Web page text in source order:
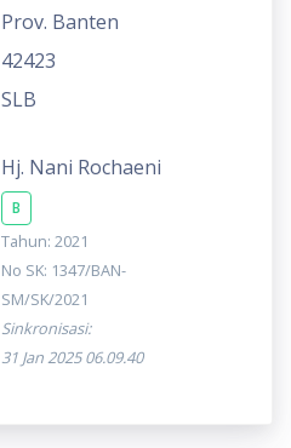
Prov. Banten
42423
SLB
Hj. Nani Rochaeni
B
Tahun: 2021
No SK: 1347/BAN-
SM/SK/2021
Sinkronisasi:
31 Jan 2025 06.09.40